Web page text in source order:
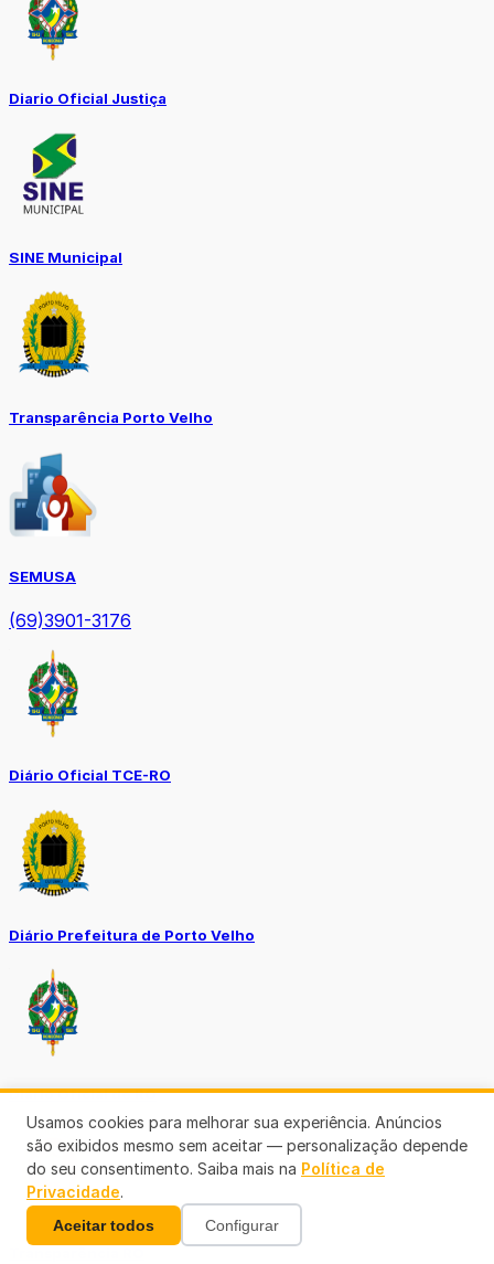
Diario Oficial Justiça
SINE Municipal
Transparência Porto Velho
SEMUSA
(69)3901-3176
Diário Oficial TCE-RO
Diário Prefeitura de Porto Velho
Diário Oficial de RO
Usamos cookies para melhorar sua experiência. Anúncios
são exibidos mesmo sem aceitar — personalização depende
do seu consentimento. Saiba mais na Política de
Privacidade.
Aceitar todos Configurar